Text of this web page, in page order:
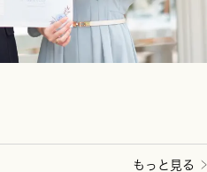
もっと見る